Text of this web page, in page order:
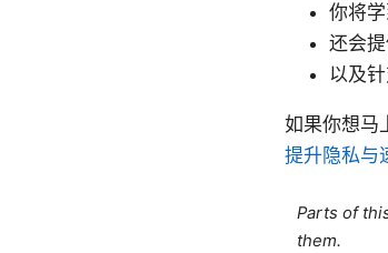
你将
还会
以及
如果你想马
提升隐私与
Parts of
them.